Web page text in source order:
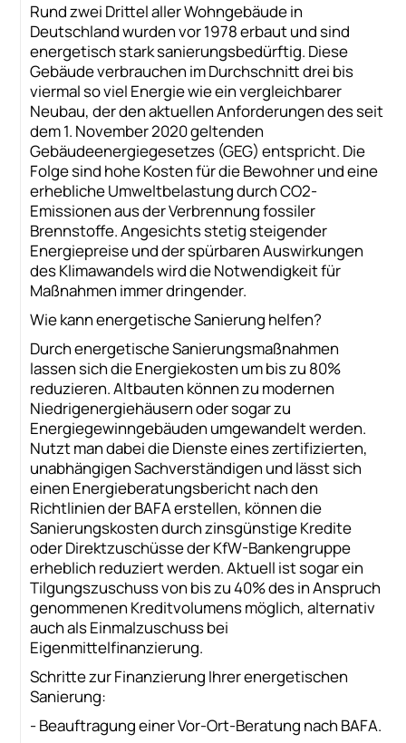
Rund zwei Drittel aller Wohngebäude in
Deutschland wurden vor 1978 erbaut und sind
energetisch stark sanierungsbedürftig. Diese
Gebäude verbrauchen im Durchschnitt drei bis
viermal so viel Energie wie ein vergleichbarer
Neubau, der den aktuellen Anforderungen des seit
dem 1. November 2020 geltenden
Gebäudeenergiegesetzes (GEG) entspricht. Die
Folge sind hohe Kosten für die Bewohner und eine
erhebliche Umweltbelastung durch CO2-
Emissionen aus der Verbrennung fossiler
Brennstoffe. Angesichts stetig steigender
Energiepreise und der spürbaren Auswirkungen
des Klimawandels wird die Notwendigkeit für
Maßnahmen immer dringender.
Wie kann energetische Sanierung helfen?
Durch energetische Sanierungsmaßnahmen
lassen sich die Energiekosten um bis zu 80%
reduzieren. Altbauten können zu modernen
Niedrigenergiehäusern oder sogar zu
Energiegewinngebäuden umgewandelt werden.
Nutzt man dabei die Dienste eines zertifizierten,
unabhängigen Sachverständigen und lässt sich
einen Energieberatungsbericht nach den
Richtlinien der BAFA erstellen, können die
Sanierungskosten durch zinsgünstige Kredite
oder Direktzuschüsse der KfW-Bankengruppe
erheblich reduziert werden. Aktuell ist sogar ein
Tilgungszuschuss von bis zu 40% des in Anspruch
genommenen Kreditvolumens möglich, alternativ
auch als Einmalzuschuss bei
Eigenmittelfinanzierung.
Schritte zur Finanzierung Ihrer energetischen
Sanierung:
- Beauftragung einer Vor-Ort-Beratung nach BAFA.